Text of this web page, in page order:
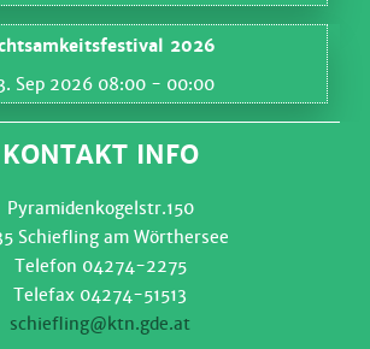
2026
Sep 2026 08:00 - 00:00
KONTAKT INFO
Pyramidenkogelstr.150
Schiefling am Wörthersee
Telefon 04274-2275
Telefax 04274-51513
schiefling@ktn.gde.at